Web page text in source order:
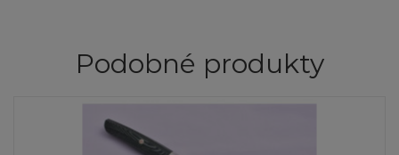
Podobné produkty